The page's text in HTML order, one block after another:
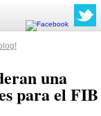
una
para el FIB